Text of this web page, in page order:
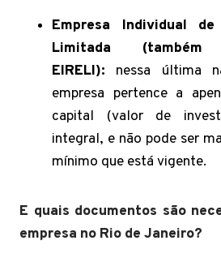
Empresa Individual de
Limitada
EIRELI): nessa última
empresa pertence a
capital (valor de
integral, e não pode ser
mínimo que está vigente.
E quais documentos são
empresa no Rio de Janeiro?